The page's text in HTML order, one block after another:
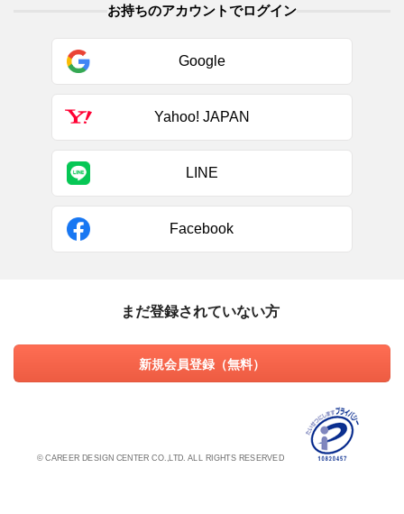
お持ちのアカウントでログイン
Google
Yahoo! JAPAN
LINE
Facebook
まだ登録されていない方
新規会員登録（無料）
© CAREER DESIGN CENTER CO.,LTD. ALL RIGHTS RESERVED